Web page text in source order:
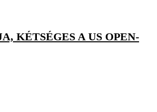
KÉTSÉGES A US OPEN-